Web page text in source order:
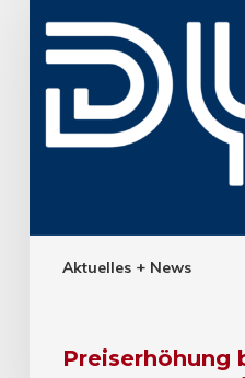
Aktuelles + News
Preiserhöhung